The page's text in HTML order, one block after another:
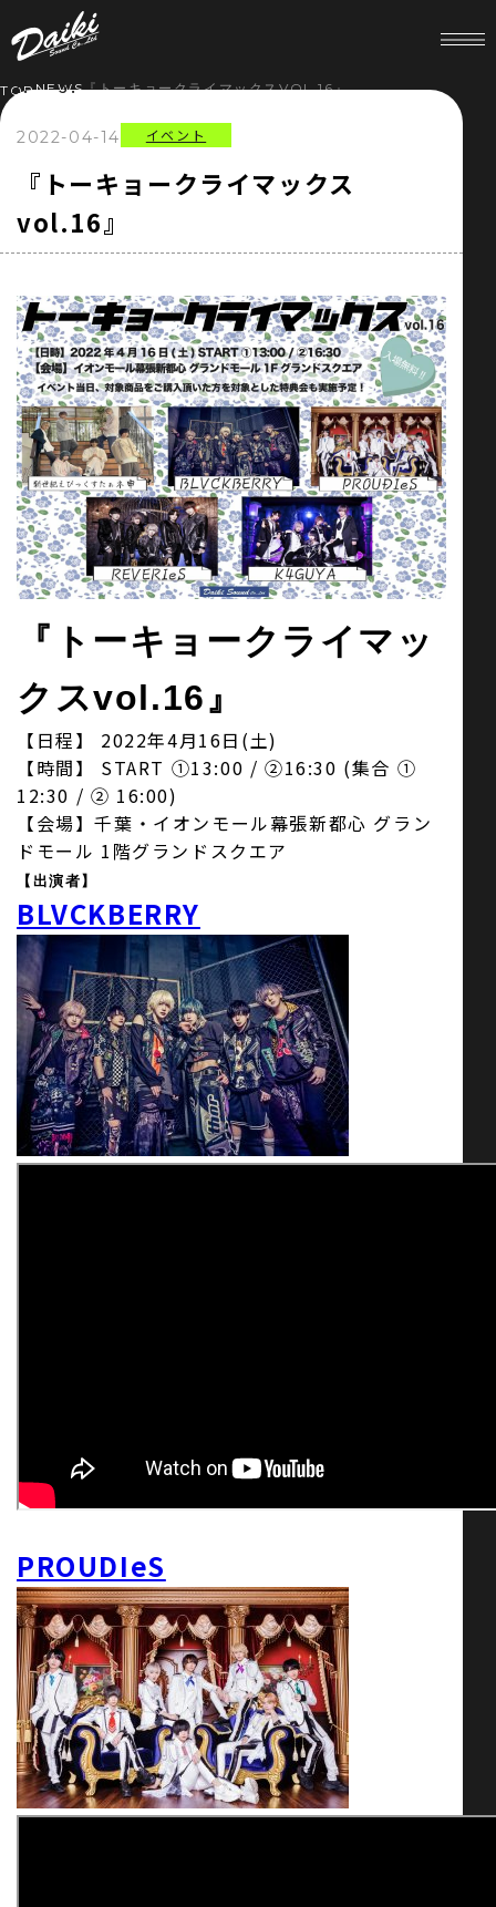
SNS
お問い合わせ
NEWS
COMPANY
RECRUIT
STORE
TOPNEWS『トーキョークライマックスVOL.16』
2022-04-14 イベント
『トーキョークライマックス
vol.16』
『トーキョークライマッ
クスvol.16』
【日程】 2022年4月16日(土)
【時間】 START ①13:00 / ②16:30 (集合 ①
12:30 / ② 16:00)
【会場】千葉・イオンモール幕張新都心 グラン
ドモール 1階グランドスクエア
【出演者】
BLVCKBERRY
PROUDIeS